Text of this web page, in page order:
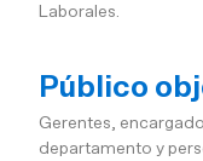
Laborales.
Público
Gerentes,
departamento y